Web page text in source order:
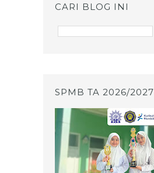
CARI BLOG INI
SPMB TA 2026/2027